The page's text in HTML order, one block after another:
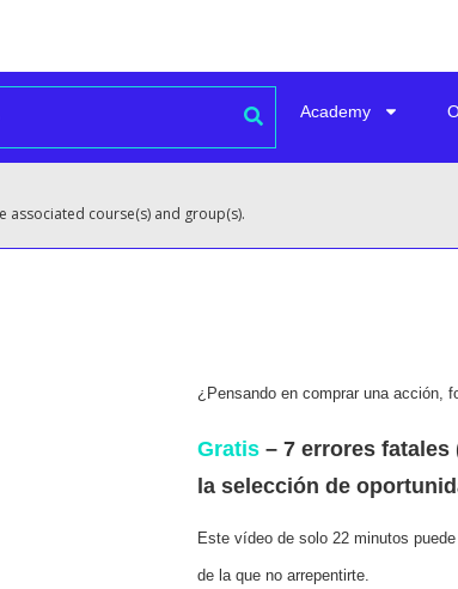
Academy
course(s) and group(s).
¿Pensando en comprar una acción,
Gratis– 7 errores fatales
la selección de
Este vídeo de solo 22 minutos
de la que no arrepentirte.